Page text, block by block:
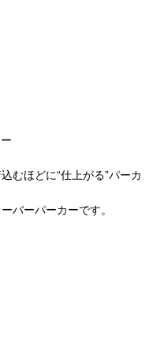
むほどに“仕上がる”パーカ
バーパーカーです。